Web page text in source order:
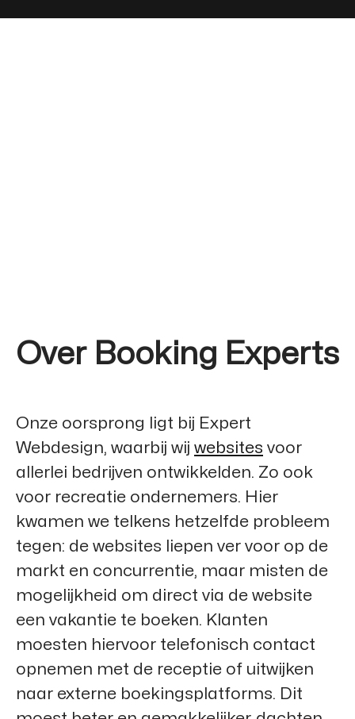
Over Booking Experts
Onze oorsprong ligt bij Expert
Webdesign, waarbij wij websites voor
allerlei bedrijven ontwikkelden. Zo ook
voor recreatie ondernemers. Hier
kwamen we telkens hetzelfde probleem
tegen: de websites liepen ver voor op de
markt en concurrentie, maar misten de
mogelijkheid om direct via de website
een vakantie te boeken. Klanten
moesten hiervoor telefonisch contact
opnemen met de receptie of uitwijken
naar externe boekingsplatforms. Dit